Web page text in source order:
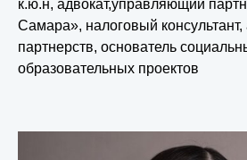
к.ю.н, адвокат,управляющий
Самара», налоговый консультант,
партнерств, основатель
образовательных проектов